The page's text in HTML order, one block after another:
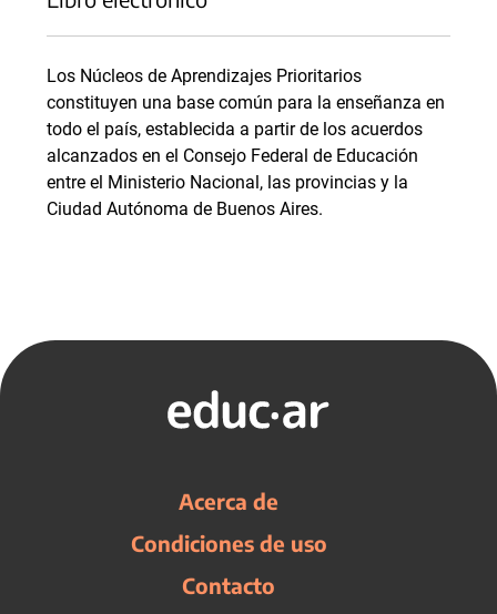
Los Núcleos de Aprendizajes Prioritarios
constituyen una base común para la enseñanza en
todo el país, establecida a partir de los acuerdos
alcanzados en el Consejo Federal de Educación
entre el Ministerio Nacional, las provincias y la
Ciudad Autónoma de Buenos Aires.
Acerca de
Condiciones de uso
Contacto